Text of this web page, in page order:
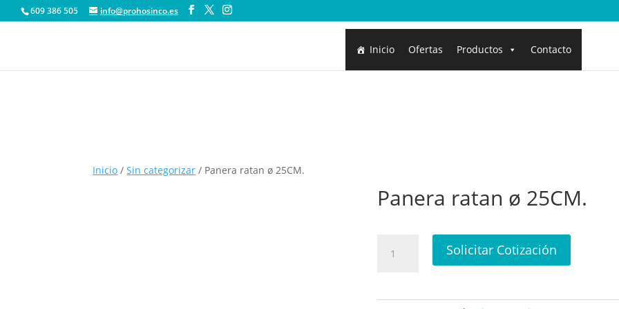
609 386 505 info@prohosinco.es
Inicio Ofertas Productos Contacto
Inicio /Sin categorizar / Panera ratan ø 25CM.
Panera ratan ø 25CM.
ratan
Solicitar Cotización